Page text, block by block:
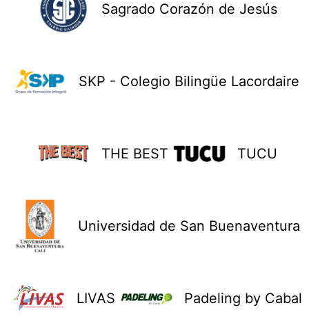
Sagrado Corazón de Jesús
SKP - Colegio Bilingüe Lacordaire
THE BEST TUCU
Universidad de San Buenaventura
LIVAS Padeling by Cabal